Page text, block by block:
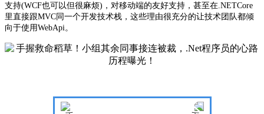
支持(WCF也可以但很麻烦) ，对移动端的友好支持，甚至在.NETCore
里直接跟MVC 同一个开发技术栈，这些理由很充分的让技术团队都倾
向于使用WebApi。